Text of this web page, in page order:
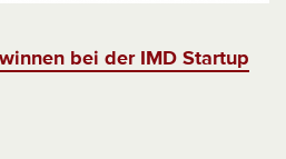
bei der IMD Startup